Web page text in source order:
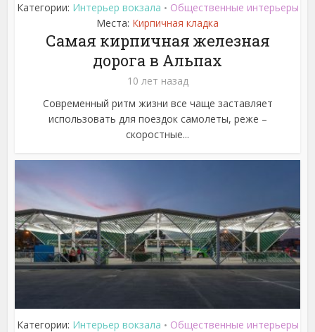
Категории: Интерьер вокзала • Общественные интерьеры
Места: Кирпичная кладка
Самая кирпичная железная
дорога в Альпах
10 лет назад
Современный ритм жизни все чаще заставляет
использовать для поездок самолеты, реже –
скоростные...
Категории: Интерьер вокзала • Общественные интерьеры